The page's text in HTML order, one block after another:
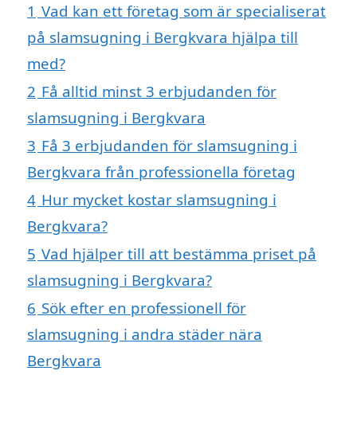
1 Vad kan ett företag som är specialiserat
på slamsugning i Bergkvara hjälpa till
med?
2 Få alltid minst 3 erbjudanden för
slamsugning i Bergkvara
3 Få 3 erbjudanden för slamsugning i
Bergkvara från professionella företag
4 Hur mycket kostar slamsugning i
Bergkvara?
5 Vad hjälper till att bestämma priset på
slamsugning i Bergkvara?
6 Sök efter en professionell för
slamsugning i andra städer nära
Bergkvara